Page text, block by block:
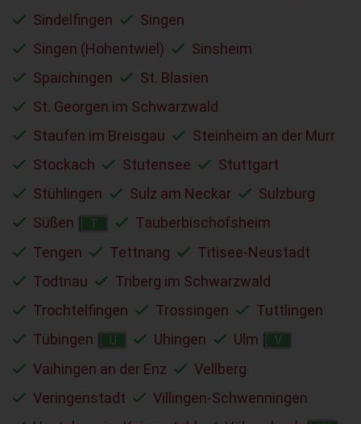
Sindelfingen
Singen
Singen (Hohentwiel)
Sinsheim
Spaichingen
St. Blasien
St. Georgen im Schwarzwald
Staufen im Breisgau
Steinheim an der Murr
Stockach
Stutensee
Stuttgart
Stühlingen
Sulz am Neckar
Sulzburg
Süßen
T
Tauberbischofsheim
Tengen
Tettnang
Titisee-Neustadt
Todtnau
Triberg im Schwarzwald
Trochtelfingen
Trossingen
Tuttlingen
Tübingen
U Uhingen Ulm V
Vaihingen an der Enz
Vellberg
Veringenstadt
Villingen-Schwenningen